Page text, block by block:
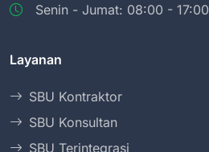
Senin - Jumat: 08:00 - 17:00
Layanan
SBU Kontraktor
SBU Konsultan
SBU Terintegrasi